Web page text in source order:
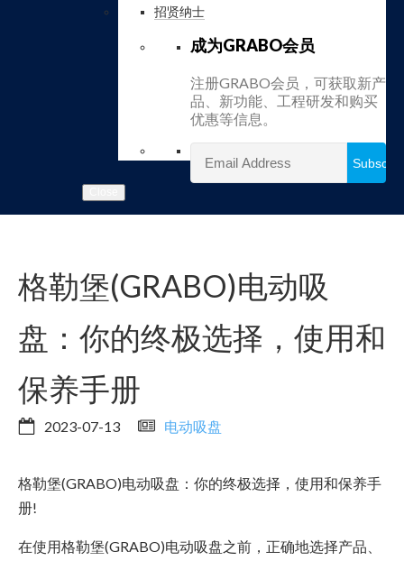
招贤纳士
成为GRABO会员
注册GRABO会员，可获取新产
品、新功能、工程研发和购买
优惠等信息。
格勒堡(GRABO)电动吸
盘：你的终极选择，使用和
保养手册
2023-07-13 电动吸盘
格勒堡(GRABO)电动吸盘：你的终极选择，使用和保养手
册!
在使用格勒堡(GRABO)电动吸盘之前，正确地选择产品、